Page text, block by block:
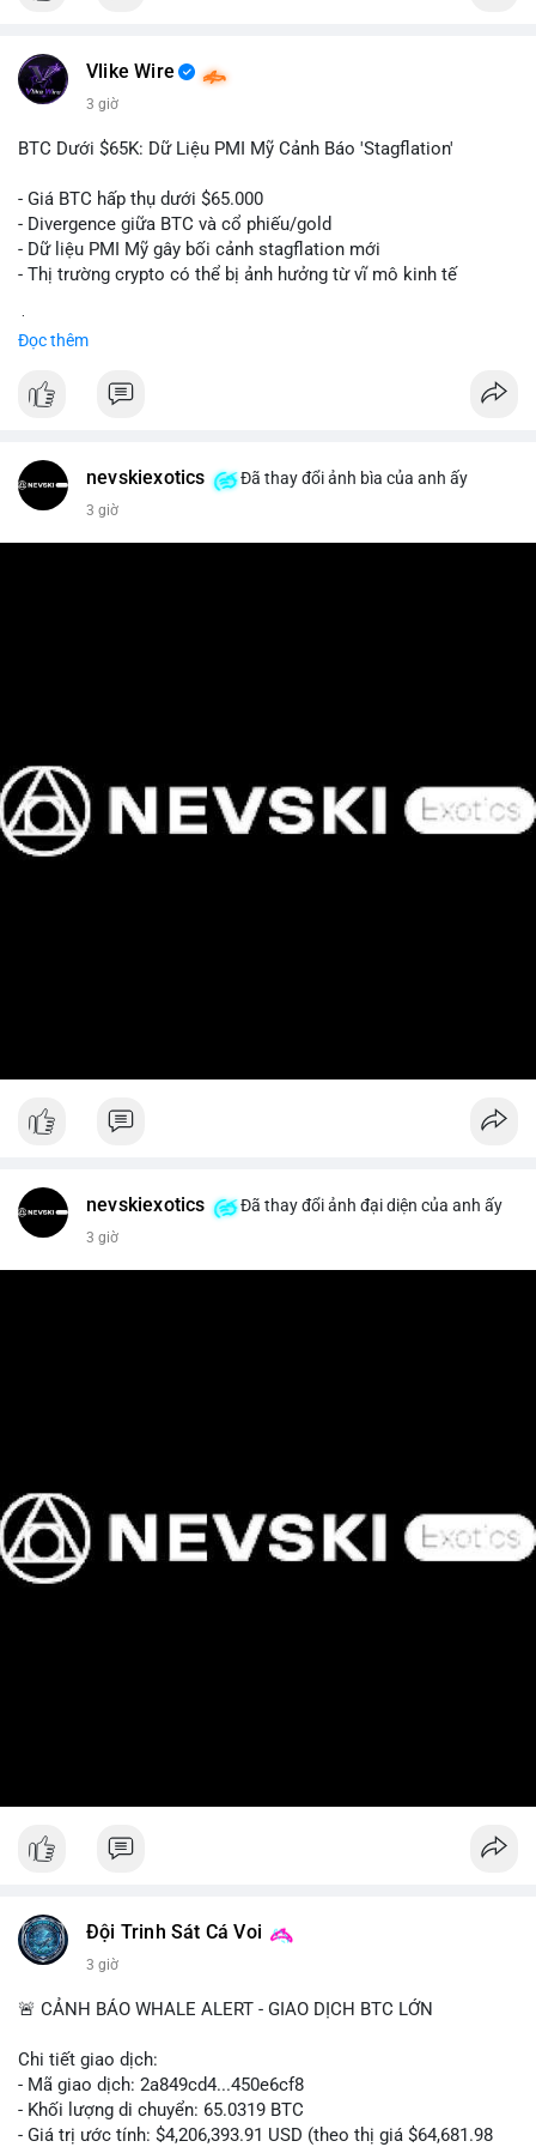
#vlikevn #titanbot
📰 Nguồn: Cointelegraph
Vlike Wire
3 giờ
BTC Dưới $65K: Dữ Liệu PMI Mỹ Cảnh Báo 'Stagflation'
- Giá BTC hấp thụ dưới $65.000
- Divergence giữa BTC và cổ phiếu/gold
- Dữ liệu PMI Mỹ gây bối cảnh stagflation mới
- Thị trường crypto có thể bị ảnh hưởng từ vĩ mô kinh tế
Đọc thêm
nevskiexotics Đã thay đổi ảnh bìa của anh ấy
3 giờ
nevskiexotics Đã thay đổi ảnh đại diện của anh ấy
3 giờ
Đội Trinh Sát Cá Voi
3 giờ
🚨 CẢNH BÁO WHALE ALERT - GIAO DỊCH BTC LỚN
Chi tiết giao dịch:
- Mã giao dịch: 2a849cd4...450e6cf8
- Khối lượng di chuyển: 65.0319 BTC
- Giá trị ước tính: $4,206,393.91 USD (theo thị giá $64,681.98